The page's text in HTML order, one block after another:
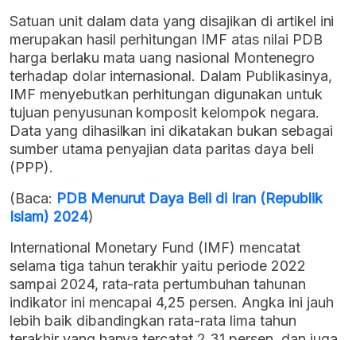
Satuan unit dalam data yang disajikan di artikel ini
merupakan hasil perhitungan IMF atas nilai PDB
harga berlaku mata uang nasional Montenegro
terhadap dolar internasional. Dalam Publikasinya,
IMF menyebutkan perhitungan digunakan untuk
tujuan penyusunan komposit kelompok negara.
Data yang dihasilkan ini dikatakan bukan sebagai
sumber utama penyajian data paritas daya beli
(PPP).
(Baca: PDB Menurut Daya Beli di Iran (Republik
Islam) 2024)
International Monetary Fund (IMF) mencatat
selama tiga tahun terakhir yaitu periode 2022
sampai 2024, rata-rata pertumbuhan tahunan
indikator ini mencapai 4,25 persen. Angka ini jauh
lebih baik dibandingkan rata-rata lima tahun